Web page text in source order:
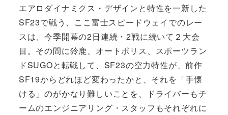
エアロダイナミクス・デザインと特性を一新した
SF23で戦う、ここ富士スピードウェイでのレー
スは、今季開幕の2日連続・2戦に続いて２大会
目。その間に鈴鹿、オートポリス、スポーツラン
ドSUGOと転戦して、SF23の空力特性が、前作
SF19からどれほど変わったかと、それを「手懐
ける」のがかなり難しいことを、ドライバーもチ
ームのエンジニアリング・スタッフもそれぞれに